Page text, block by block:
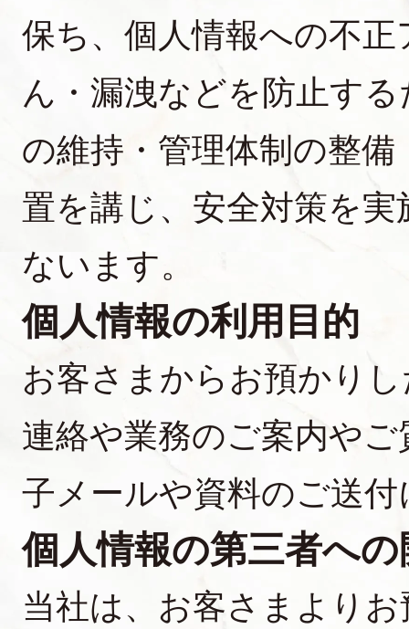
保ち、個人情報への不
ん・漏洩などを防止す
の維持・管理体制の整
置を講じ、安全対策を
ないます。
個人情報の利用目的
お客さまからお預かり
連絡や業務のご案内や
子メールや資料のご送
個人情報の第三者へ
当社は、お客さまより